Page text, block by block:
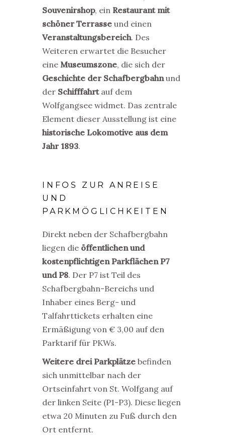
Souvenirshop, ein Restaurant mit
schöner Terrasse und einen
Veranstaltungsbereich. Des
Weiteren erwartet die Besucher
eine Museumszone, die sich der
Geschichte der Schafbergbahnund
der Schifffahrtauf dem
Wolfgangsee widmet. Das zentrale
Element dieser Ausstellung ist eine
historische Lokomotive aus dem
Jahr 1893.
INFOS ZUR ANREISE
UND
PARKMÖGLICHKEITEN
Direkt neben der Schafbergbahn
liegen die öffentlichen und
kostenpflichtigen Parkflächen P7
und P8. Der P7 ist Teil des
Schafbergbahn-Bereichs und
Inhaber eines Berg- und
Talfahrttickets erhalten eine
Ermäßigung von € 3,00 auf den
Parktarif für PKWs.
Weitere drei Parkplätze befinden
sich unmittelbar nach der
Ortseinfahrt von St. Wolfgang auf
der linken Seite (P1-P3). Diese liegen
etwa 20 Minuten zu Fuß durch den
Ort entfernt.